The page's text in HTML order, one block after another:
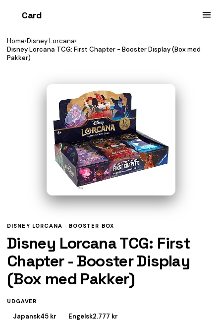
Card
Home›Disney Lorcana›
Disney Lorcana TCG: First Chapter - Booster Display (Box med
Pakker)
DISNEY LORCANA · BOOSTER BOX
Disney Lorcana TCG: First
Chapter - Booster Display
(Box med Pakker)
UDGAVER
Japansk45 kr Engelsk2.777 kr